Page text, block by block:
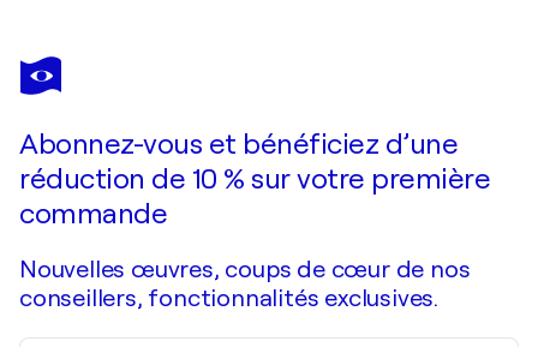
DIETER CRUMBIEGEL
"12/22/B"
Abonnez-vous et bénéficiez d’une
réduction de 10 % sur votre première
commande
Nouvelles œuvres, coups de cœur de nos
conseillers, fonctionnalités exclusives.